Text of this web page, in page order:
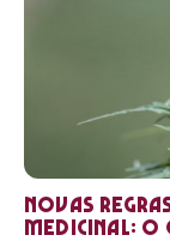
Novas
medicinal: